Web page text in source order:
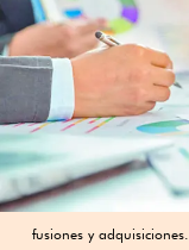
fusiones y adquisiciones.